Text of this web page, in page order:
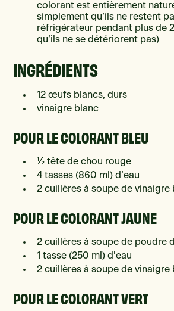
colorant est entièrement
simplement qu’ils ne restent
réfrigérateur pendant plus de
qu’ils ne se détériorent pas)
INGRÉDIENTS
12 œufs blancs, durs
vinaigre blanc
POUR LE COLORANT BLEU
½ tête de chou rouge
4 tasses (860 ml) d’eau
2 cuillères à soupe de vinaigre
POUR LE COLORANT JAUNE
2 cuillères à soupe de poudre
1 tasse (250 ml) d’eau
2 cuillères à soupe de vinaigre
POUR LE COLORANT VERT